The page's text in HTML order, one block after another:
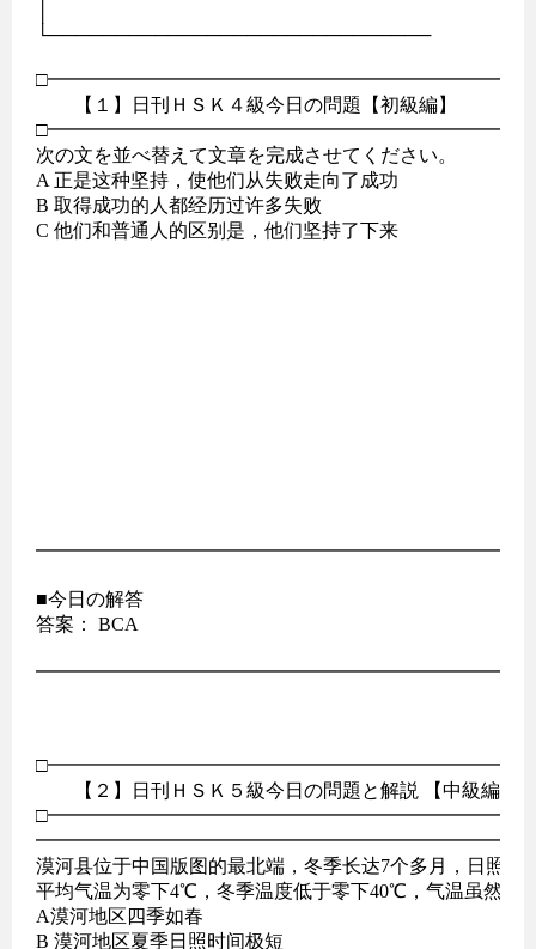
└─────────────────────────────
【１】日刊ＨＳＫ４級今日の問題【初級編】
次の文を並べ替えて文章を完成させてください。
A 正是这种坚持，使他们从失败走向了成功
B 取得成功的人都经历过许多失败
C 他们和普通人的区别是，他们坚持了下来
■今日の解答
答案： BCA
【２】日刊ＨＳＫ５級今日の問題と解説 【中級編】
漠河县位于中国版图的最北端，冬季长达7个多月，日照
平均气温为零下4℃，冬季温度低于零下40℃，气温虽然很
A漠河地区四季如春
B 漠河地区夏季日照时间极短